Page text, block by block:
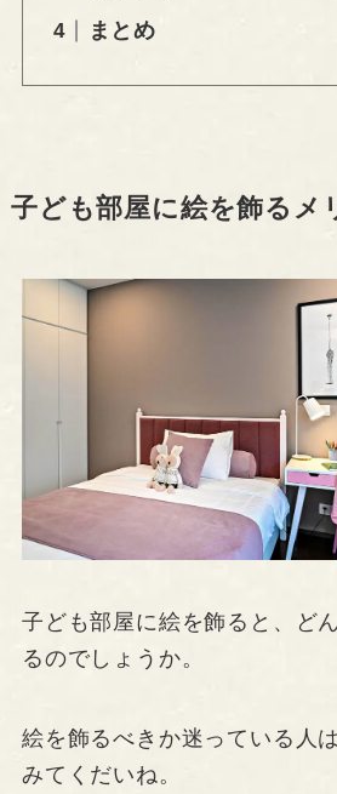
まとめ
子ども部屋に絵を飾るメ
子ども部屋に絵を飾ると、ど
るのでしょうか。
絵を飾るべきか迷っている人
みてくだいね。